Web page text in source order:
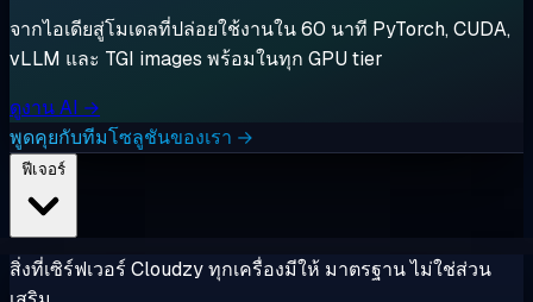
จากไอเดียสู่โมเดลที่ปล่อยใช้งานใน 60 นาที PyTorch, CUDA,
vLLM และ TGI images พร้อมในทุก GPU tier
ดูงาน AI →
พูดคุยกับทีมโซลูชันของเรา →
สิ่งที่เซิร์ฟเวอร์ Cloudzy ทุกเครื่องมีให้ มาตรฐาน ไม่ใช่ส่วน